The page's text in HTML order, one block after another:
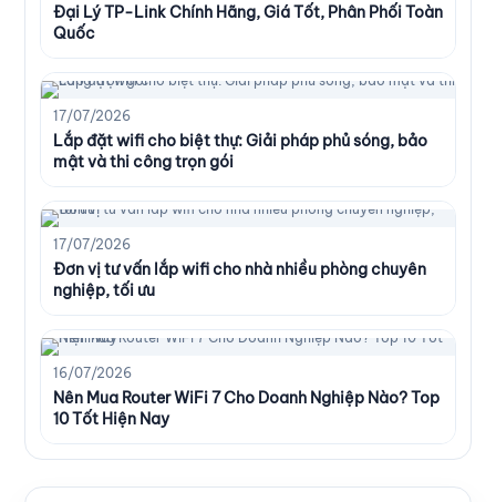
Đại Lý TP-Link Chính Hãng, Giá Tốt, Phân Phối Toàn
Quốc
17/07/2026
Lắp đặt wifi cho biệt thự: Giải pháp phủ sóng, bảo
mật và thi công trọn gói
17/07/2026
Đơn vị tư vấn lắp wifi cho nhà nhiều phòng chuyên
nghiệp, tối ưu
16/07/2026
Nên Mua Router WiFi 7 Cho Doanh Nghiệp Nào? Top
10 Tốt Hiện Nay